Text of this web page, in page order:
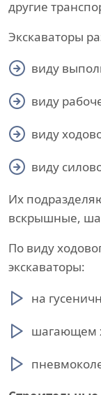
другие
Экскаваторы
виду
виду
виду
виду
Их
вскрышные,
По виду
экскаваторы:
на
шагающем